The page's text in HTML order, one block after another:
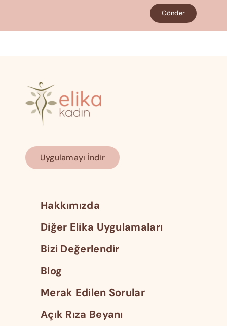
Gönder
Uygulamayı İndir
Hakkımızda
Diğer Elika Uygulamaları
Bizi Değerlendir
Blog
Merak Edilen Sorular
Açık Rıza Beyanı